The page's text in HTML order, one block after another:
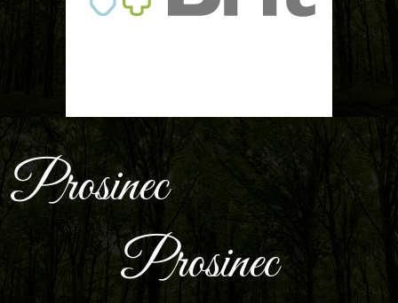
Prosinec
Prosinec